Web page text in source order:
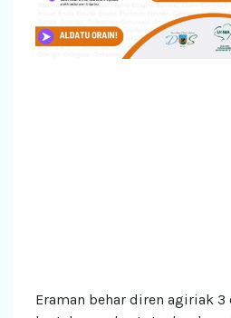
Eraman behar diren agiriak